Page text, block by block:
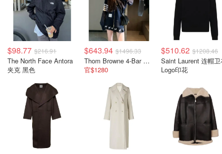
$98.77 $216.91
The North Face Antora
夹克 黑色
$643.94 $1496.33
Thom Browne 4-Bar 连帽拉链卫衣
官$1280
$510.62 $1208.46
Saint Laurent 连帽
Logo印花